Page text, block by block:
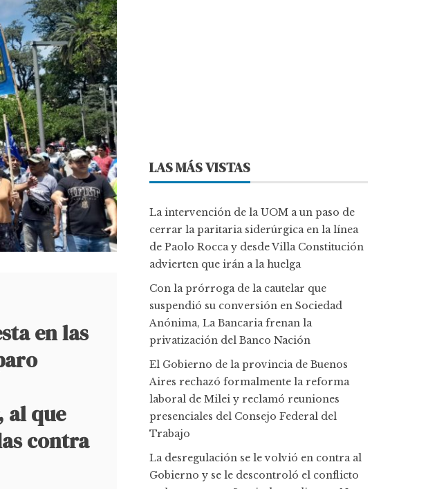
en las
al que
contra
LAS MÁS VISTAS
La intervención de la UOM a un paso de
cerrar la paritaria siderúrgica en la línea
de Paolo Rocca y desde Villa Constitución
advierten que irán a la huelga
Con la prórroga de la cautelar que
suspendió su conversión en Sociedad
Anónima, La Bancaria frenan la
privatización del Banco Nación
El Gobierno de la provincia de Buenos
Aires rechazó formalmente la reforma
laboral de Milei y reclamó reuniones
presenciales del Consejo Federal del
Trabajo
La desregulación se le volvió en contra al
Gobierno y se le descontroló el conflicto